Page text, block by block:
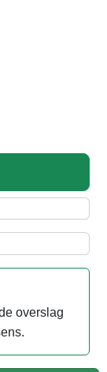
overslag